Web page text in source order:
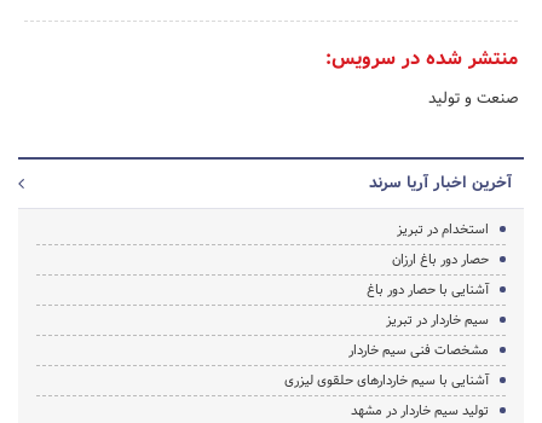
منتشر شده در سرویس:
صنعت و تولید
آخرین اخبار آریا سرند
استخدام در تبریز
حصار دور باغ ارزان
آشنایی با حصار دور باغ
سیم خاردار در تبریز
مشخصات فنی سیم خاردار
آشنایی با سیم خاردارهای حلقوی لیزری
تولید سیم خاردار در مشهد